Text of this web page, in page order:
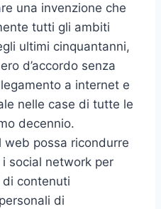
una invenzione che
tutti gli ambiti
ultimi cinquantanni,
d’accordo senza
a internet e
nelle case di tutte le
decennio.
web possa ricondurre
social network per
contenuti
di